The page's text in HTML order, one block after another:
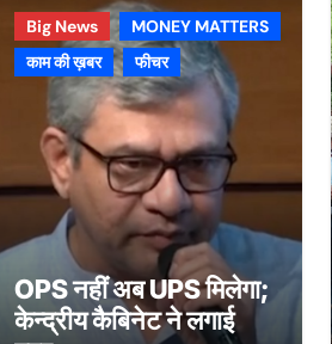
Big News
MONEY MATTERS
काम की ख़बर
फीचर
OPS नहीं अब UPS मिलेगा;
केन्द्रीय कैबिनेट ने लगाई